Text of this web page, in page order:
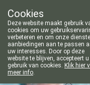
Vandaag
Cookies
Deze website maakt gebruik
cookies om uw
verbeteren en om onze
aanbiedingen aan te passen
uw interesses. Door op deze
website te blijven, accepteert
gebruik van cookies. Klik hier
meer info.